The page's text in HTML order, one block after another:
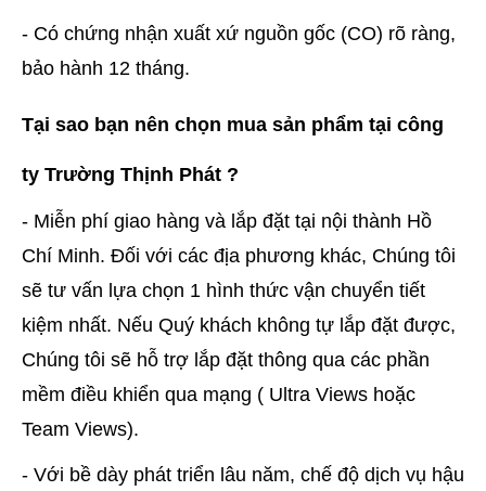
- Có chứng nhận xuất xứ nguồn gốc (CO) rõ ràng,
bảo hành 12 tháng.
Tại sao bạn nên chọn mua sản phẩm tại công
ty Trường Thịnh Phát ?
- Miễn phí giao hàng và lắp đặt tại nội thành Hồ
Chí Minh. Đối với các địa phương khác, Chúng tôi
sẽ tư vấn lựa chọn 1 hình thức vận chuyển tiết
kiệm nhất. Nếu Quý khách không tự lắp đặt được,
Chúng tôi sẽ hỗ trợ lắp đặt thông qua các phần
mềm điều khiển qua mạng ( Ultra Views hoặc
Team Views).
- Với bề dày phát triển lâu năm, chế độ dịch vụ hậu